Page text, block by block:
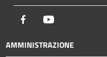
Facebook
AMMINISTRAZIONE